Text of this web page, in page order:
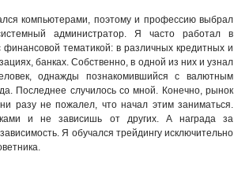
компьютерами, поэтому и профессию выбрал
администратор. Я часто работал в
финансовой тематикой: в различных кредитных и
банках. Собственно, в одной из них и узнал
однажды познакомившийся с валютным
Последнее случилось со мной. Конечно, рынок
разу не пожалел, что начал этим заниматься.
и не зависишь от других. А награда за
Я обучался трейдингу исключительно